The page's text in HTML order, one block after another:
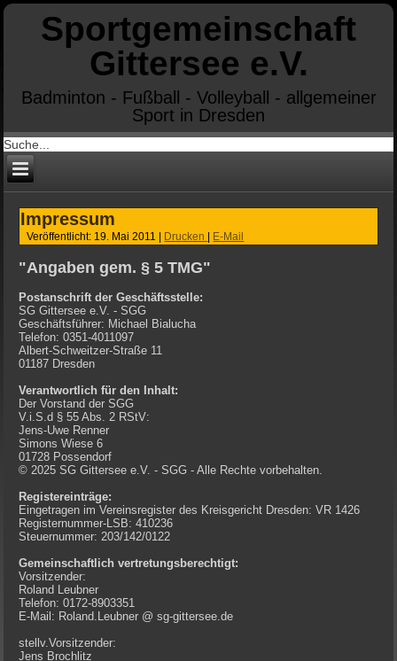
Sportgemeinschaft
Gittersee e.V.
Badminton - Fußball - Volleyball - allgemeiner
Sport in Dresden
Impressum
Veröffentlicht: 19. Mai 2011 | Drucken | E-Mail
"Angaben gem. § 5 TMG"
Postanschrift der Geschäftsstelle:
SG Gittersee e.V. - SGG
Geschäftsführer: Michael Bialucha
Telefon: 0351-4011097
Albert-Schweitzer-Straße 11
01187 Dresden
Verantwortlich für den Inhalt:
Der Vorstand der SGG
V.i.S.d § 55 Abs. 2 RStV:
Jens-Uwe Renner
Simons Wiese 6
01728 Possendorf
© 2025 SG Gittersee e.V. - SGG - Alle Rechte vorbehalten.
Registereinträge:
Eingetragen im Vereinsregister des Kreisgericht Dresden: VR 1426
Registernummer-LSB: 410236
Steuernummer: 203/142/0122
Gemeinschaftlich vertretungsberechtigt:
Vorsitzender:
Roland Leubner
Telefon: 0172-8903351
E-Mail: Roland.Leubner @ sg-gittersee.de
stellv.Vorsitzender:
Jens Brochlitz